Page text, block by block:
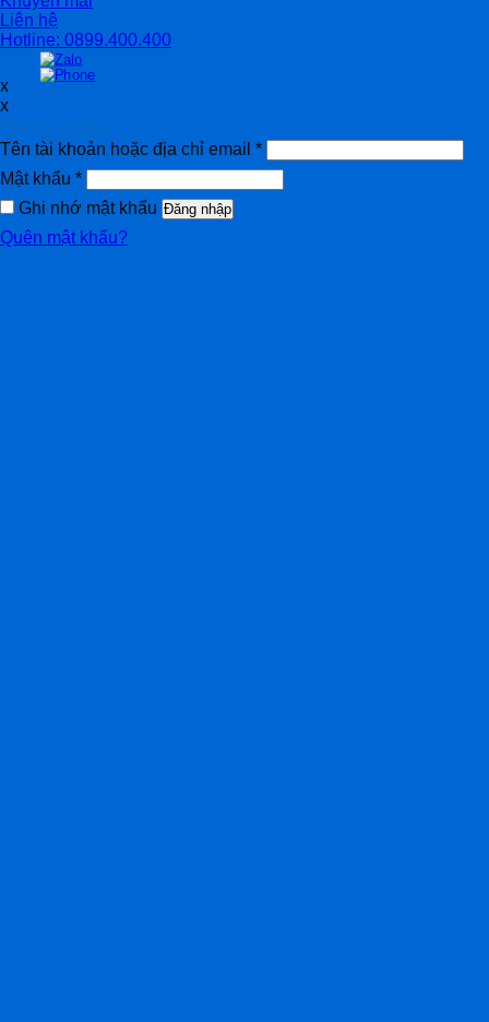
Liên hệ
Hotline: 0899.400.400
x
x
Tên tài khoản hoặc địa chỉ email *
Mật khẩu *
Ghi nhớ mật khẩu Đăng nhập
Quên mật khẩu?